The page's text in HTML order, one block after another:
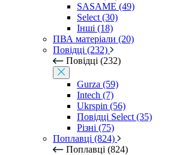
SASAME (49)
Select (30)
Інші (18)
ПВА матеріали (20)
Повідці (232)
Повідці (232)
Gurza (59)
Intech (7)
Ukrspin (56)
Повідці Select (35)
Різні (75)
Поплавці (824)
Поплавці (824)